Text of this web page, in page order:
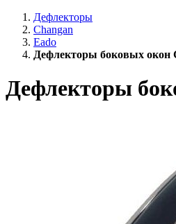
Дефлекторы
Changan
Eado
Дефлекторы боковых окон
Дефлекторы